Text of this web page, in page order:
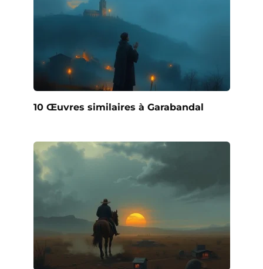
10 Œuvres similaires à Garabandal